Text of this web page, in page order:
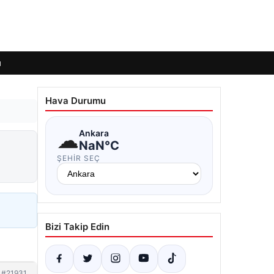
Hava Durumu
☁Ankara
NaN°C
ŞEHIR SEÇ
Bizi Takip Edin